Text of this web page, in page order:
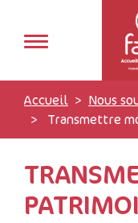
Accueil
Nous
Transmettre